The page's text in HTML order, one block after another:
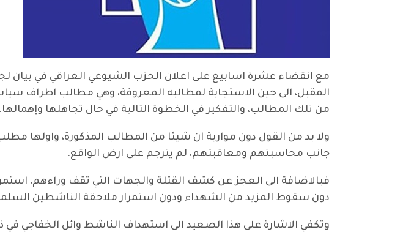
المقبل، الى حين الاستجابة لمطالبه المعروفة، وهي مطالب
من تلك المطالب، والتفكير في الخطوة التالية في حال تجاهلها وإهمالها.
ولا بد من القول دون مواربة ان شيئا من المطالب المذكورة، واولها
جانب محاسبتهم ومعاقبتهم، لم يترجم على ارض الواقع.
فبالاضافة الى العجز عن كشف القتلة والجهات التي تقف وراءهم،
دون سقوط المزيد من الشهداء ودون استمرار ملاحقة الناشطين